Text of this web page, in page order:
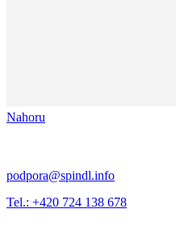
Nahoru
podpora@spindl.info
Tel.: +420 724 138 678